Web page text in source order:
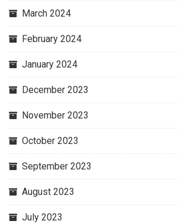
March 2024
February 2024
January 2024
December 2023
November 2023
October 2023
September 2023
August 2023
July 2023